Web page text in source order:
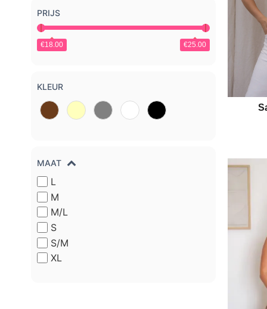
PRIJS
€18.00 €25.00
KLEUR
MAAT
L
M
M/L
S
S/M
XL